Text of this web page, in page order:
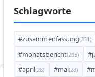
Schlagworte
#zusammenfassung(331)
#monatsbericht(295)
#april(28) #mai(28)